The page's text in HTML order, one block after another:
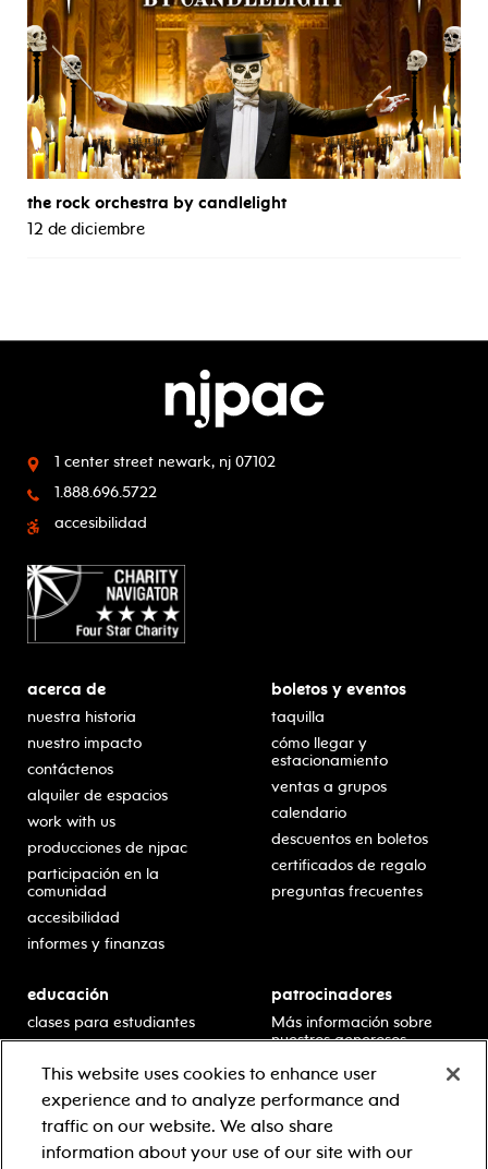
the rock orchestra by candlelight
12 de diciembre
1 center street newark, nj 07102
1.888.696.5722
accesibilidad
acerca de
nuestra historia
nuestro impacto
contáctenos
alquiler de espacios
work with us
producciones de njpac
participación en la
comunidad
accesibilidad
informes y finanzas
boletos y eventos
taquilla
cómo llegar y
estacionamiento
ventas a grupos
calendario
descuentos en boletos
certificados de regalo
preguntas frecuentes
educación
clases para estudiantes
escolar
residencias en escuelas
desarrollo profesional
recursos para docentes
patrocinadores
Más información sobre
nuestros generosos
This website uses cookies to enhance user
experience and to analyze performance and
traffic on our website. We also share
information about your use of our site with our